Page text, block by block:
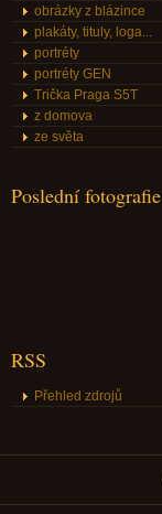
obrázky z blázince
plakáty, tituly, loga...
portréty
portréty GEN
Trička Praga S5T
z domova
ze světa
Poslední fotografie
RSS
Přehled zdrojů